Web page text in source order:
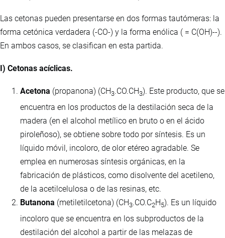
Las cetonas pueden presentarse en dos formas tautómeras: la
forma cetónica verdadera (-CO-) y la forma enólica ( = C(OH)--).
En ambos casos, se clasifican en esta partida.
I) Cetonas acíclicas.
Acetona (propanona) (CH3.CO.CH3). Este producto, que se
encuentra en los productos de la destilación seca de la
madera (en el alcohol metílico en bruto o en el ácido
piroleñoso), se obtiene sobre todo por síntesis. Es un
líquido móvil, incoloro, de olor etéreo agradable. Se
emplea en numerosas síntesis orgánicas, en la
fabricación de plásticos, como disolvente del acetileno,
de la acetilcelulosa o de las resinas, etc.
Butanona (metiletilcetona) (CH3.CO.C2H5). Es un líquido
incoloro que se encuentra en los subproductos de la
destilación del alcohol a partir de las melazas de